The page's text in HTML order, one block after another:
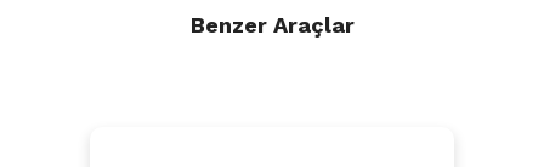
Benzer Araçlar